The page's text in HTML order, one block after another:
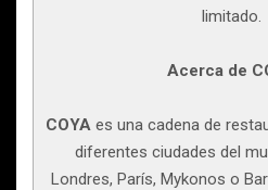
limitado.
Acerca de
COYA es una cadena de
diferentes ciudades del
Londres, París, Mykonos o